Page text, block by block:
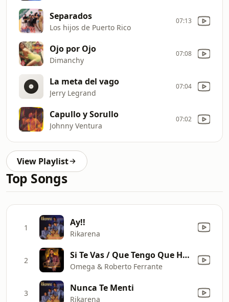
Separados
Los hijos de Puerto Rico
07:13
Ojo por Ojo
Dimanchy
07:08
La meta del vago
Jerry Legrand
07:04
Capullo y Sorullo
Johnny Ventura
07:02
View Playlist
Top Songs
1 Ay!!
Rikarena
2 Si Te Vas / Que Tengo Que Hacer (Original Remix)
Omega & Roberto Ferrante
3 Nunca Te Menti
Rikarena